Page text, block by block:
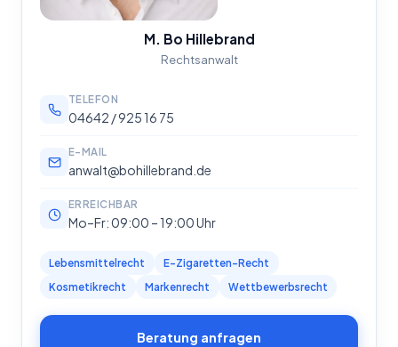
M. Bo Hillebrand
Rechtsanwalt
TELEFON
04642 / 925 16 75
E-MAIL
anwalt@bohillebrand.de
ERREICHBAR
Mo–Fr: 09:00 – 19:00 Uhr
Lebensmittelrecht
E-Zigaretten-Recht
Kosmetikrecht
Markenrecht Wettbewerbsrecht
Beratung anfragen